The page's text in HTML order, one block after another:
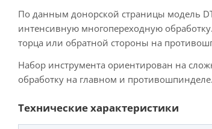
По данным донорской страницы модель
интенсивную многопереходную
торца или обратной стороны на
Набор инструмента ориентирован на
обработку на главном и
Технические характеристики